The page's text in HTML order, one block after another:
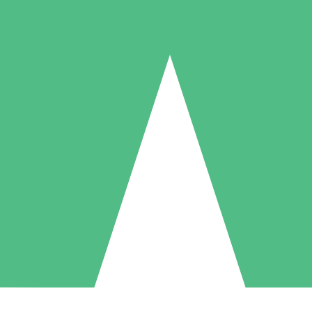
Individuelle Credit-Pakete
nach Bedarf mit Download-Credits. Keine monatliche Verpflichtung